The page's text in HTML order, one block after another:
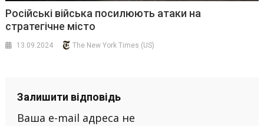
Російські війська посилюють атаки на
стратегічне місто
13.09.2024 The New York Times (US)
Залишити відповідь
Ваша e-mail адреса не